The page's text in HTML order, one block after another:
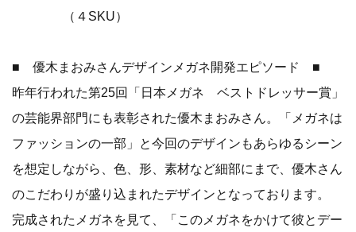
（４SKU）
■ 優木まおみさんデザインメガネ開発エピソード ■
昨年行われた第25回「日本メガネ ベストドレッサー賞」
の芸能界部門にも表彰された優木まおみさん。「メガネは
ファッションの一部」と今回のデザインもあらゆるシーン
を想定しながら、色、形、素材など細部にまで、優木さん
のこだわりが盛り込まれたデザインとなっております。
完成されたメガネを見て、「このメガネをかけて彼とデー